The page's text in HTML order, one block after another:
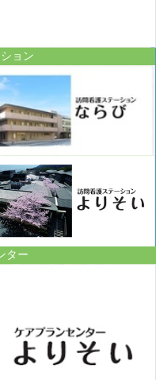
ョン
ター